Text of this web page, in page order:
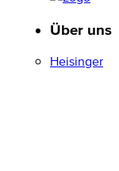
96 E.V.
Über uns
Heisinger